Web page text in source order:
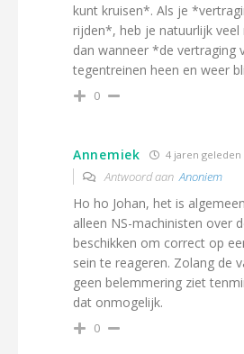
kunt kruisen*. Als je
rijden*, heb je natuurlijk
dan wanneer *de vertraging
tegentreinen heen en weer
0
Annemiek 4 jaren geleden
Antwoord aanAnoniem
Ho ho Johan, het is
alleen NS-machinisten over
beschikken om correct op
sein te reageren. Zolang de
geen belemmering ziet
dat onmogelijk.
0